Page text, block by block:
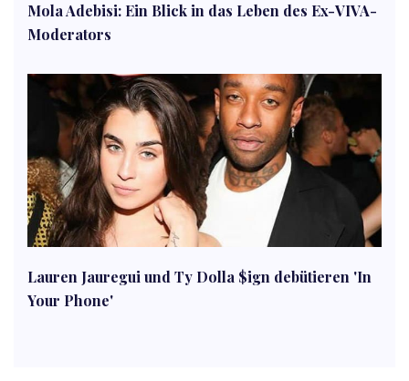
Mola Adebisi: Ein Blick in das Leben des Ex-VIVA-
Moderators
Lauren Jauregui und Ty Dolla $ign debütieren 'In
Your Phone'